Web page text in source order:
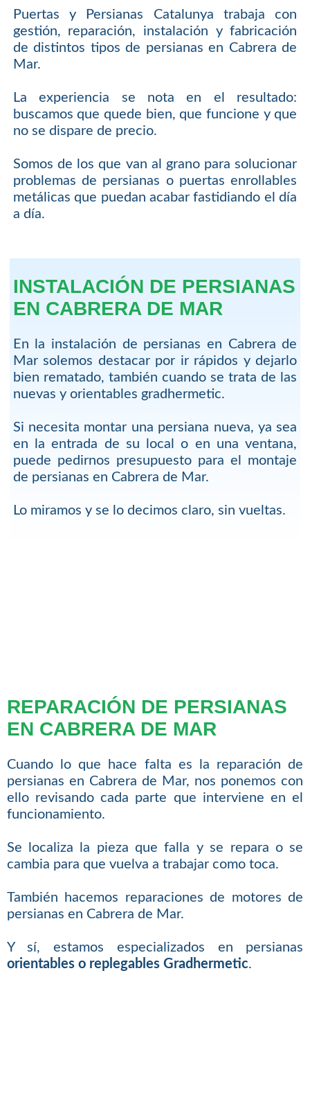
Puertas y Persianas Catalunya trabaja con
gestión, reparación, instalación y fabricación
de distintos tipos de persianas en Cabrera de
Mar.
La experiencia se nota en el resultado:
buscamos que quede bien, que funcione y que
no se dispare de precio.
Somos de los que van al grano para solucionar
problemas de persianas o puertas enrollables
metálicas que puedan acabar fastidiando el día
a día.
INSTALACIÓN DE PERSIANAS
EN CABRERA DE MAR
En la instalación de persianas en Cabrera de
Mar solemos destacar por ir rápidos y dejarlo
bien rematado, también cuando se trata de las
nuevas y orientables gradhermetic.
Si necesita montar una persiana nueva, ya sea
en la entrada de su local o en una ventana,
puede pedirnos presupuesto para el montaje
de persianas en Cabrera de Mar.
Lo miramos y se lo decimos claro, sin vueltas.
REPARACIÓN DE PERSIANAS
EN CABRERA DE MAR
Cuando lo que hace falta es la reparación de
persianas en Cabrera de Mar, nos ponemos con
ello revisando cada parte que interviene en el
funcionamiento.
Se localiza la pieza que falla y se repara o se
cambia para que vuelva a trabajar como toca.
También hacemos reparaciones de motores de
persianas en Cabrera de Mar.
Y sí, estamos especializados en persianas
orientables o replegables Gradhermetic.